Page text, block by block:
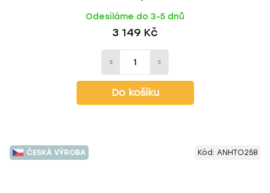
Odesíláme do 3-5 dnů
3 149 Kč
Do košíku
ČESKÁ VÝROBA Kód: ANHTO258